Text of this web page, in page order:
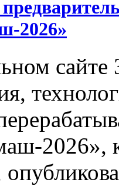
2026»
сайте
2026»,